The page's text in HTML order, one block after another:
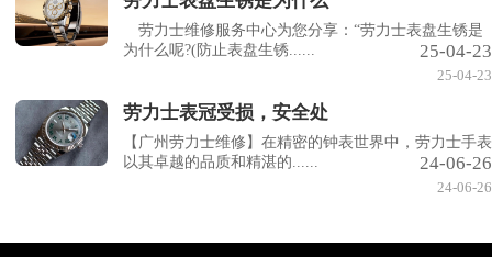
劳力士维修服务中心为您分享：“劳力士表盘生锈是
为什么呢?(防止表盘生锈......
25-04-23
25-04-23
劳力士表冠受损，安全处
【广州劳力士维修】在精密的钟表世界中，劳力士手表
以其卓越的品质和精湛的......
24-06-26
24-06-26